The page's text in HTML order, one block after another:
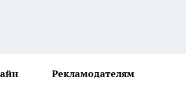
Рекламодателям